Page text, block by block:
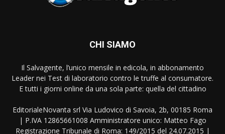
CHI SIAMO
Il Salvagente, l’unico mensile in edicola, in abbonamento
Leader nei Test di laboratorio contro le truffe al consumatore.
E tutti i giorni online da una sola parte: quella del cittadino
EditorialeNovanta srl Via Ludovico di Savoia, 2b, 00185 Roma
| P.IVA 12865661008 Amministratore unico: Matteo Fago
Registrazione Tribunale di Roma: 149/2015 del 24.07.2015 |